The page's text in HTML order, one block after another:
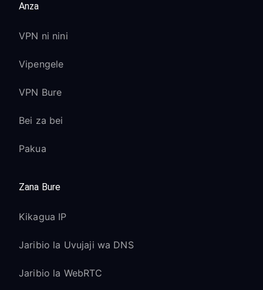
Anza
VPN ni nini
Vipengele
VPN Bure
Bei za bei
Pakua
Zana Bure
Kikagua IP
Jaribio la Uvujaji wa DNS
Jaribio la WebRTC